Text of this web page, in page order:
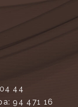
44
94 471 16